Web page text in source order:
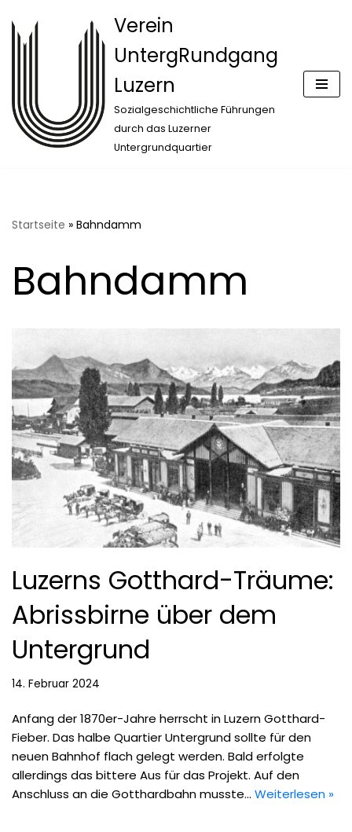
Zum
Verein
UntergRundgang
Luzern
Sozialgeschichtliche Führungen
durch das Luzerner
Untergrundquartier
Startseite » Bahndamm
Bahndamm
Luzerns Gotthard-Träume:
Abrissbirne über dem
Untergrund
14. Februar 2024
Anfang der 1870er-Jahre herrscht in Luzern Gotthard-
Fieber. Das halbe Quartier Untergrund sollte für den
neuen Bahnhof flach gelegt werden. Bald erfolgte
allerdings das bittere Aus für das Projekt. Auf den
Anschluss an die Gotthardbahn musste… Weiterlesen »